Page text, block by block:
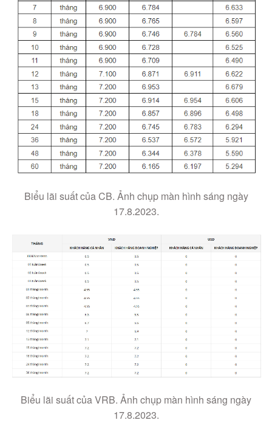
Biểu lãi suất của CB. Ảnh chụp màn hình sáng ngày
17.8.2023.
Biểu lãi suất của VRB. Ảnh chụp màn hình sáng ngày
17.8.2023.